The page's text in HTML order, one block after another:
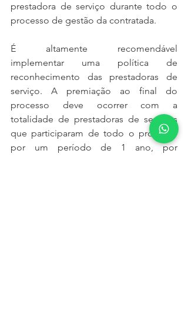
prestadora de serviço durante todo o
processo de gestão da contratada.
É altamente recomendável
implementar uma política de
reconhecimento das prestadoras de
serviço. A premiação ao final do
processo deve ocorrer com a
totalidade de prestadoras de serviços
que participaram de todo o processo
por um período de 1 ano, por